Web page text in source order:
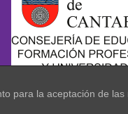
para la aceptación de